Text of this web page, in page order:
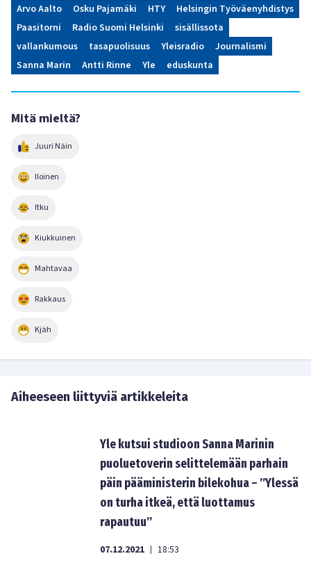
Arvo Aalto Osku Pajamäki HTY
Helsingin Työväenyhdistys
Paasitorni
Radio Suomi Helsinki
sisällissota
vallankumous
tasapuolisuus Yleisradio
Journalismi
Sanna Marin
Antti Rinne Yle eduskunta
Mitä mieltä?
Juuri Näin
Iloinen
Itku
Kiukkuinen
Mahtavaa
Rakkaus
Kjäh
Aiheeseen liittyviä artikkeleita
Yle kutsui studioon Sanna Marinin
puoluetoverin selittelemään parhain
päin pääministerin bilekohua – ”Ylessä
on turha itkeä, että luottamus
rapautuu”
07.12.2021 | 18:53